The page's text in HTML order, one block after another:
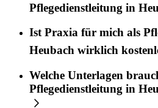
Pflegedienstleitung in
IstPraxia für mich als
Heubach wirklich
Welche Unterlagen
Pflegedienstleitung in